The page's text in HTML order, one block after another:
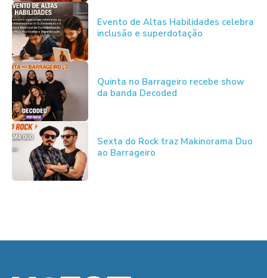
Evento de Altas Habilidades celebra
inclusão e superdotação
Quinta no Barrageiro recebe show
da banda Decoded
Sexta do Rock traz Makinorama Duo
ao Barrageiro